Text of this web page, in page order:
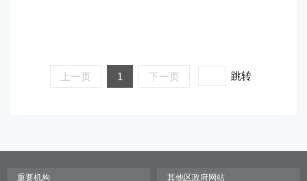
上一页 1 下一页 跳转